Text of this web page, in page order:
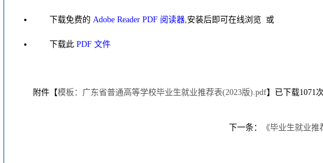
下载免费的 Adobe Reader PDF 阅读器,安装后即可在线浏览 或
下载此 PDF 文件
附件【模板：广东省普通高等学校毕业生就业推荐表(2023版).pdf】已下载1071次
下一条： 《毕业生就业